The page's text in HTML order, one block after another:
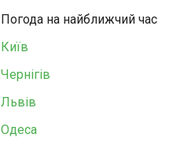
Погода на найближчий час
Київ
Чернігів
Львів
Одеса